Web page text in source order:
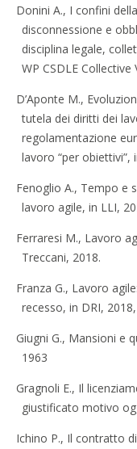
Donini A., I confini
disconnessione e
disciplina legale,
WP CSDLE
D’Aponte M.,
tutela dei diritti dei
regolamentazione
lavoro “per obiettivi”,
Fenoglio A., Tempo e
lavoro agile, in LLI,
Ferraresi M., Lavoro
Treccani, 2018.
Franza G., Lavoro
recesso, in DRI,
Giugni G., Mansioni e
1963
Gragnoli E., Il
giustificato motivo
Ichino P., Il contratto